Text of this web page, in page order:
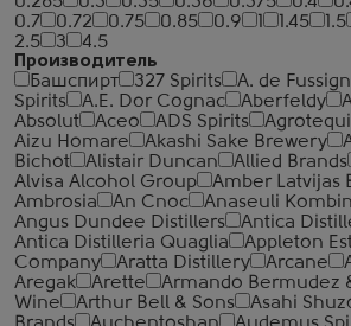
0.7
0.72 0.75 0.85 0.9 1.45 1.5
2.5
3
4.5
Производитель
Башспирт
327 Spirits A. de
Spirits
A.E. Dor Cognac Aberfeldy
Absolut
Aceo ADS Spirits
Aizu Homare
Akashi Sake Brewery
Bichot
Alistair Duncan Allied Brands
Alvisa Alcohol Group
Amber Latvijas
Ambrosia
An Cnoc Anaseuli
Angus Dundee Distillers
Antica
Antica Distilleria Quaglia
Appleton
Company
Aratta Distillery Arcane
Aregak
Arette Armando Bermudez
Wine
Arthur Bell & Sons Asahi